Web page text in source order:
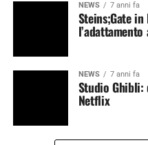
NEWS 7 anni fa
Steins;Gate
NEWS 7 anni fa
Studio
Netflix